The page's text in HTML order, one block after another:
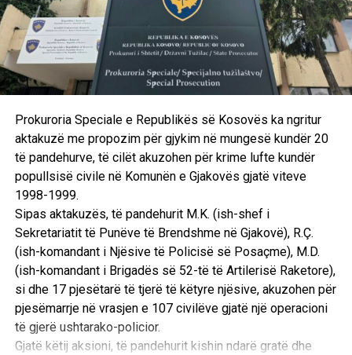
Prokuroria Speciale e Republikës së Kosovës ka ngritur
aktakuzë me propozim për gjykim në mungesë kundër 20
të pandehurve, të cilët akuzohen për krime lufte kundër
popullsisë civile në Komunën e Gjakovës gjatë viteve
1998-1999.
Sipas aktakuzës, të pandehurit M.K. (ish-shef i
Sekretariatit të Punëve të Brendshme në Gjakovë), R.Ç.
(ish-komandant i Njësive të Policisë së Posaçme), M.D.
(ish-komandant i Brigadës së 52-të të Artilerisë Raketore),
si dhe 17 pjesëtarë të tjerë të këtyre njësive, akuzohen për
pjesëmarrje në vrasjen e 107 civilëve gjatë një operacioni
të gjerë ushtarako-policior.
Gjatë këtij aksioni, të pandehurit kishin ndarë gratë dhe